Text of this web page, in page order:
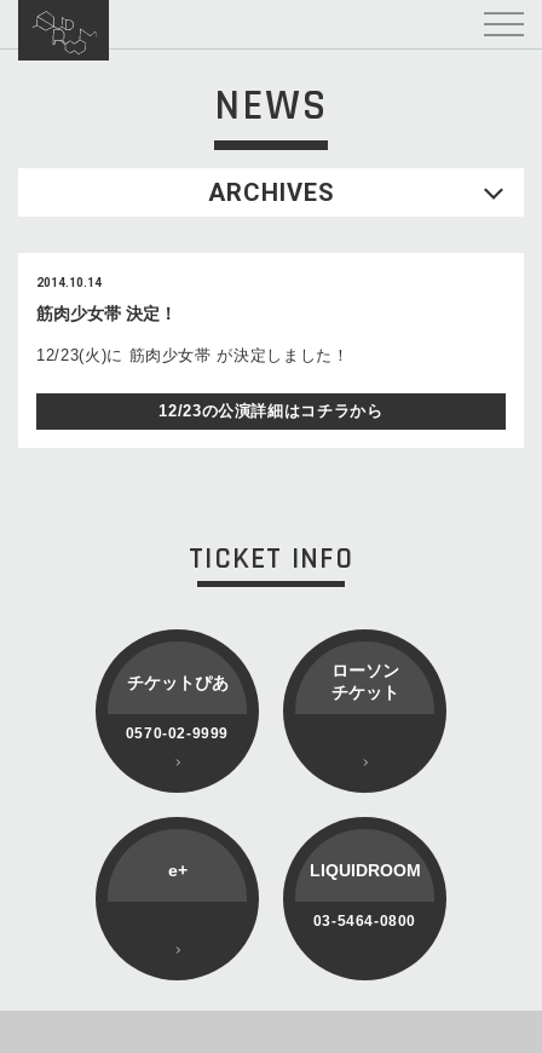
NEWS
ARCHIVES
2014.10.14
筋肉少女帯 決定！
12/23(火)に 筋肉少女帯 が決定しました！
12/23の公演詳細はコチラから
TICKET INFO
チケットぴあ
0570-02-9999
ローソン
チケット
e+ LIQUIDROOM
03-5464-0800